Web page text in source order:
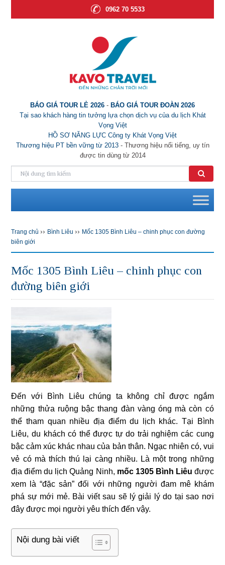
0962 70 5533
BÁO GIÁ TOUR LẺ 2026 - BÁO GIÁ TOUR ĐOÀN 2026
Tại sao khách hàng tin tưởng lựa chọn dịch vụ của du lịch Khát
Vọng Việt
HỒ SƠ NĂNG LỰC Công ty Khát Vọng Việt
Thương hiệu PT bền vững từ 2013- Thương hiệu nổi tiếng, uy tín
được tin dùng từ 2014
Trang chủ ›› Bình Liêu ›› Mốc 1305 Bình Liêu – chinh phục con đường
biên giới
Mốc 1305 Bình Liêu – chinh phục con
đường biên giới
Đến với Bình Liêu chúng ta không chỉ được ngắm
những thửa ruộng bậc thang đàn vàng óng mà còn có
thể tham quan nhiều địa điểm du lịch khác. Tại Bình
Liêu, du khách có thể được tự do trải nghiệm các cung
bậc cảm xúc khác nhau của bản thân. Ngạc nhiên có, vui
vẻ có mà thích thú lại càng nhiều. Là một trong những
địa điểm du lịch Quảng Ninh, mốc 1305 Bình Liêu được
xem là “đặc sản” đối với những người đam mê khám
phá sự mới mẻ. Bài viết sau sẽ lý giải lý do tại sao nơi
đây được mọi người yêu thích đến vậy.
Nội dung bài viết